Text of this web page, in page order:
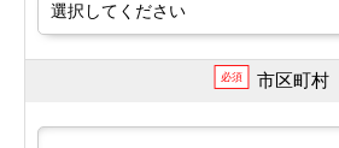
必須 市区町村